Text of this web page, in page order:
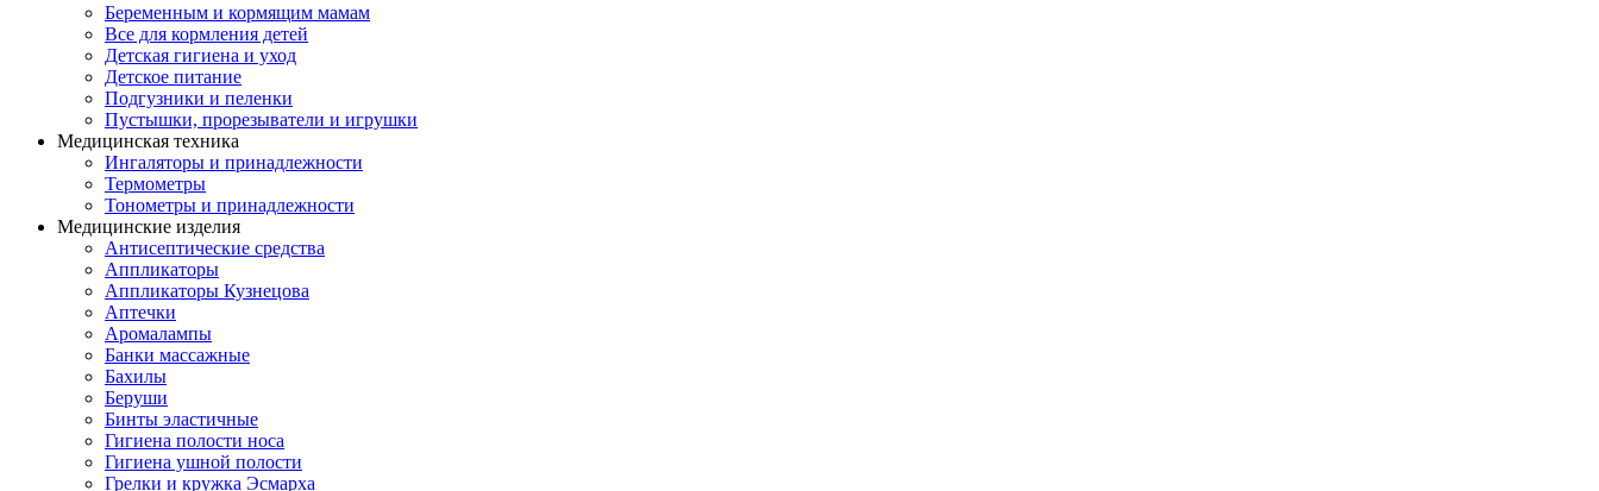
Беременным и кормящим мамам
Все для кормления детей
Детская гигиена и уход
Детское питание
Подгузники и пеленки
Пустышки, прорезыватели и игрушки
Медицинская техника
Ингаляторы и принадлежности
Термометры
Тонометры и принадлежности
Медицинские изделия
Антисептические средства
Аппликаторы
Аппликаторы Кузнецова
Аптечки
Аромалампы
Банки массажные
Бахилы
Беруши
Бинты эластичные
Гигиена полости носа
Гигиена ушной полости
Грелки и кружка Эсмарха